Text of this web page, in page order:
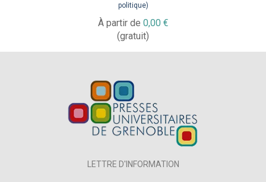
politique)
À partir de 0,00 €
(gratuit)
LETTRE D'INFORMATION